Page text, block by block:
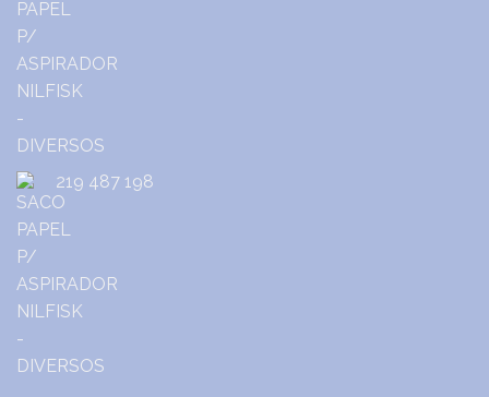
219 487 198